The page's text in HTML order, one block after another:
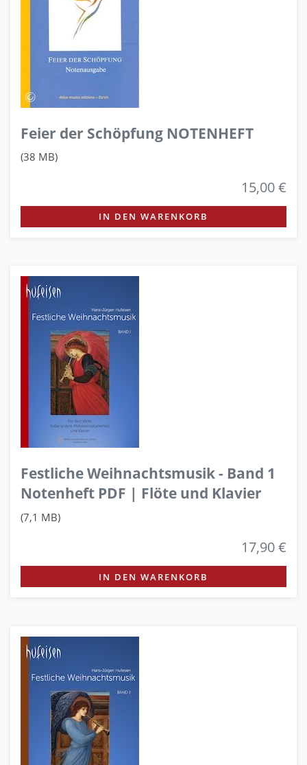
Feier der Schöpfung NOTENHEFT
(38 MB)
15,00 €
IN DEN WARENKORB
Festliche Weihnachtsmusik - Band 1
Notenheft PDF | Flöte und Klavier
(7,1 MB)
17,90 €
IN DEN WARENKORB